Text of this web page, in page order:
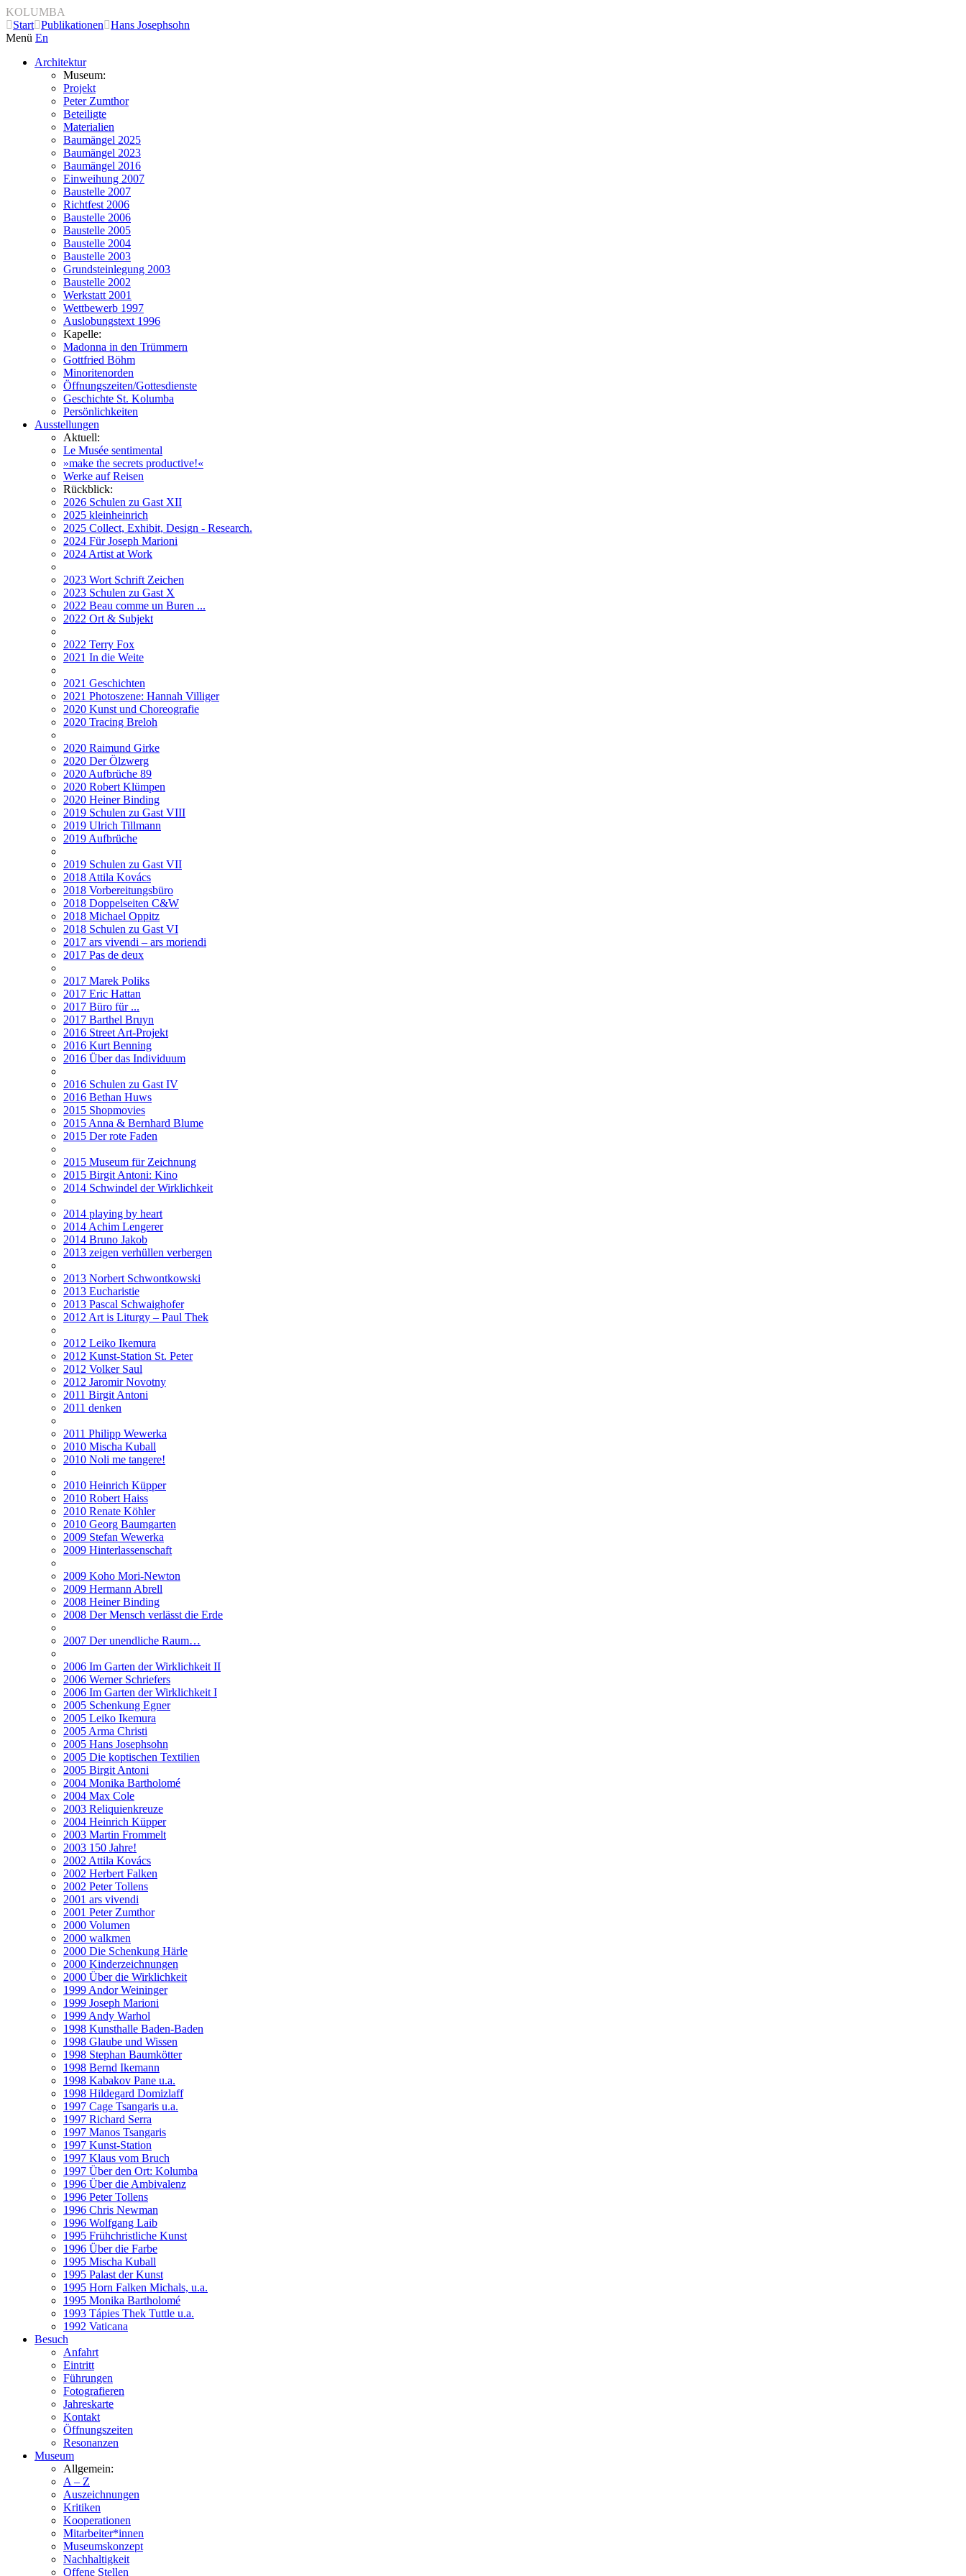
KOLUMBA
Start Publikationen
Hans Josephsohn
Menü En
Architektur
Museum:
Projekt
Peter Zumthor
Beteiligte
Materialien
Baumängel 2025
Baumängel 2023
Baumängel 2016
Einweihung 2007
Baustelle 2007
Richtfest 2006
Baustelle 2006
Baustelle 2005
Baustelle 2004
Baustelle 2003
Grundsteinlegung 2003
Baustelle 2002
Werkstatt 2001
Wettbewerb 1997
Auslobungstext 1996
Kapelle:
Madonna in den Trümmern
Gottfried Böhm
Minoritenorden
Öffnungszeiten/Gottesdienste
Geschichte St. Kolumba
Persönlichkeiten
Ausstellungen
Aktuell:
Le Musée sentimental
»make the secrets productive!«
Werke auf Reisen
Rückblick:
2026 Schulen zu Gast XII
2025 kleinheinrich
2025 Collect, Exhibit, Design - Research.
2024 Für Joseph Marioni
2024 Artist at Work
2023 Wort Schrift Zeichen
2023 Schulen zu Gast X
2022 Beau comme un Buren ...
2022 Ort & Subjekt
2022 Terry Fox
2021 In die Weite
2021 Geschichten
2021 Photoszene: Hannah Villiger
2020 Kunst und Choreografie
2020 Tracing Breloh
2020 Raimund Girke
2020 Der Ölzwerg
2020 Aufbrüche 89
2020 Robert Klümpen
2020 Heiner Binding
2019 Schulen zu Gast VIII
2019 Ulrich Tillmann
2019 Aufbrüche
2019 Schulen zu Gast VII
2018 Attila Kovács
2018 Vorbereitungsbüro
2018 Doppelseiten C&W
2018 Michael Oppitz
2018 Schulen zu Gast VI
2017 ars vivendi – ars moriendi
2017 Pas de deux
2017 Marek Poliks
2017 Eric Hattan
2017 Büro für ...
2017 Barthel Bruyn
2016 Street Art-Projekt
2016 Kurt Benning
2016 Über das Individuum
2016 Schulen zu Gast IV
2016 Bethan Huws
2015 Shopmovies
2015 Anna & Bernhard Blume
2015 Der rote Faden
2015 Museum für Zeichnung
2015 Birgit Antoni: Kino
2014 Schwindel der Wirklichkeit
2014 playing by heart
2014 Achim Lengerer
2014 Bruno Jakob
2013 zeigen verhüllen verbergen
2013 Norbert Schwontkowski
2013 Eucharistie
2013 Pascal Schwaighofer
2012 Art is Liturgy – Paul Thek
2012 Leiko Ikemura
2012 Kunst-Station St. Peter
2012 Volker Saul
2012 Jaromir Novotny
2011 Birgit Antoni
2011 denken
2011 Philipp Wewerka
2010 Mischa Kuball
2010 Noli me tangere!
2010 Heinrich Küpper
2010 Robert Haiss
2010 Renate Köhler
2010 Georg Baumgarten
2009 Stefan Wewerka
2009 Hinterlassenschaft
2009 Koho Mori-Newton
2009 Hermann Abrell
2008 Heiner Binding
2008 Der Mensch verlässt die Erde
2007 Der unendliche Raum…
2006 Im Garten der Wirklichkeit II
2006 Werner Schriefers
2006 Im Garten der Wirklichkeit I
2005 Schenkung Egner
2005 Leiko Ikemura
2005 Arma Christi
2005 Hans Josephsohn
2005 Die koptischen Textilien
2005 Birgit Antoni
2004 Monika Bartholomé
2004 Max Cole
2003 Reliquienkreuze
2004 Heinrich Küpper
2003 Martin Frommelt
2003 150 Jahre!
2002 Attila Kovács
2002 Herbert Falken
2002 Peter Tollens
2001 ars vivendi
2001 Peter Zumthor
2000 Volumen
2000 walkmen
2000 Die Schenkung Härle
2000 Kinderzeichnungen
2000 Über die Wirklichkeit
1999 Andor Weininger
1999 Joseph Marioni
1999 Andy Warhol
1998 Kunsthalle Baden-Baden
1998 Glaube und Wissen
1998 Stephan Baumkötter
1998 Bernd Ikemann
1998 Kabakov Pane u.a.
1998 Hildegard Domizlaff
1997 Cage Tsangaris u.a.
1997 Richard Serra
1997 Manos Tsangaris
1997 Kunst-Station
1997 Klaus vom Bruch
1997 Über den Ort: Kolumba
1996 Über die Ambivalenz
1996 Peter Tollens
1996 Chris Newman
1996 Wolfgang Laib
1995 Frühchristliche Kunst
1996 Über die Farbe
1995 Mischa Kuball
1995 Palast der Kunst
1995 Horn Falken Michals, u.a.
1995 Monika Bartholomé
1993 Tápies Thek Tuttle u.a.
1992 Vaticana
Besuch
Anfahrt
Eintritt
Führungen
Fotografieren
Jahreskarte
Kontakt
Öffnungszeiten
Resonanzen
Museum
Allgemein:
A – Z
Auszeichnungen
Kritiken
Kooperationen
Mitarbeiter*innen
Museumskonzept
Nachhaltigkeit
Offene Stellen